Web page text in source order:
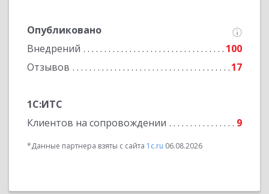
Опубликовано
Внедрений
100
Отзывов
17
1С:ИТС
Клиентов на сопровождении
9
*Данные партнера взяты с сайта 1c.ru 06.08.2026